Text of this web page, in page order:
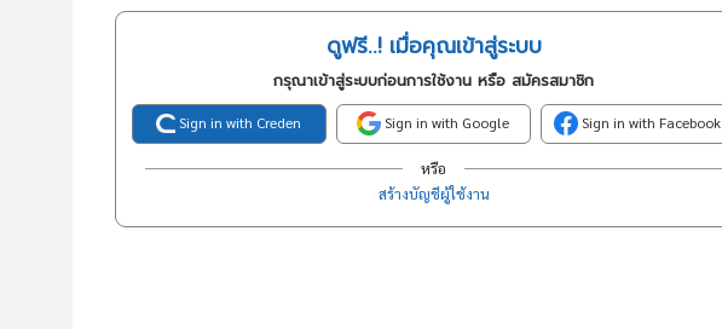
ดูฟรี..! เมื่อคุณเข้าสู่ระบบ
กรุณาเข้าสู่ระบบก่อนการใช้งาน หรือ สมัครสมาชิก
Sign in with Creden Sign in with Google Sign in with Facebook
หรือ
สร้างบัญชีผู้ใช้งาน